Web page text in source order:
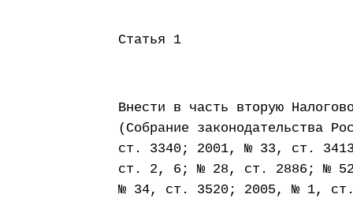
Статья 1
Внести в часть вторую
(Собрание законодательства
ст. 3340; 2001, № 33, ст.
ст. 2, 6; № 28, ст. 2886; №
№ 34, ст. 3520; 2005, № 1,